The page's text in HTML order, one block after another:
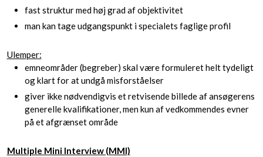
fast struktur med høj grad af objektivitet
​man kan tage udgangspunkt i specialets faglige profil
Ulemper:
emneområder (begreber) skal være formuleret helt tydeligt
og klart for at undgå misforståelser
giver ikke nødvendigvis et retvisende billede af ansøgerens
generelle kvalifikationer, men kun af vedkommendes evner
på et afgrænset område
Multiple Mini Interview (MMI)